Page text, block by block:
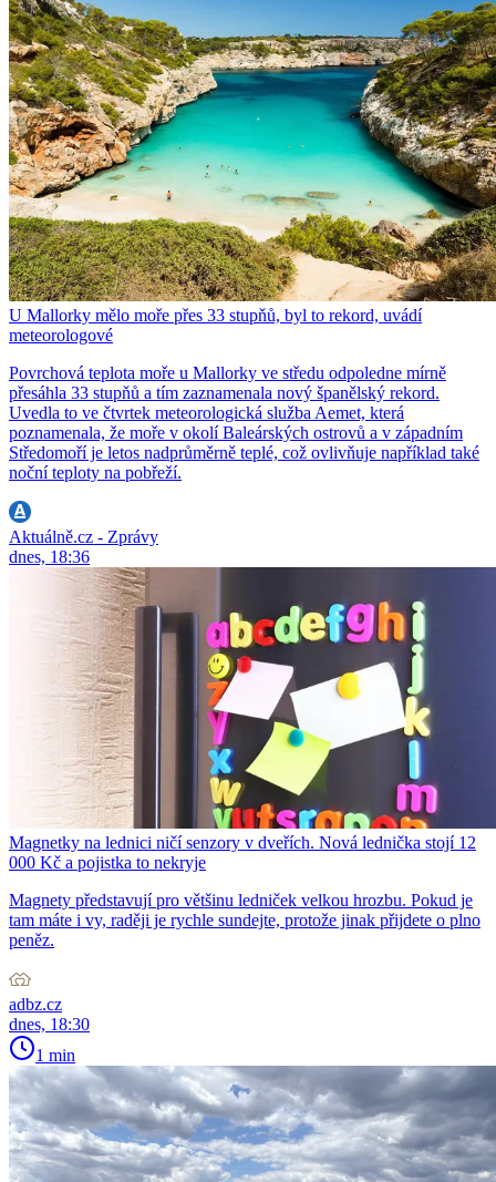
U Mallorky mělo moře přes 33 stupňů, byl to rekord, uvádí
meteorologové
Povrchová teplota moře u Mallorky ve středu odpoledne mírně
přesáhla 33 stupňů a tím zaznamenala nový španělský rekord.
Uvedla to ve čtvrtek meteorologická služba Aemet, která
poznamenala, že moře v okolí Baleárských ostrovů a v západním
Středomoří je letos nadprůměrně teplé, což ovlivňuje například také
noční teploty na pobřeží.
Aktuálně.cz - Zprávy
dnes, 18:36
Magnetky na lednici ničí senzory v dveřích. Nová lednička stojí 12
000 Kč a pojistka to nekryje
Magnety představují pro většinu ledniček velkou hrozbu. Pokud je
tam máte i vy, raději je rychle sundejte, protože jinak přijdete o plno
peněz.
adbz.cz
dnes, 18:30
1 min